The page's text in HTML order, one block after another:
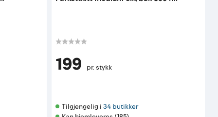
199 pr. stykk
Tilgjengelig i 34 butikker